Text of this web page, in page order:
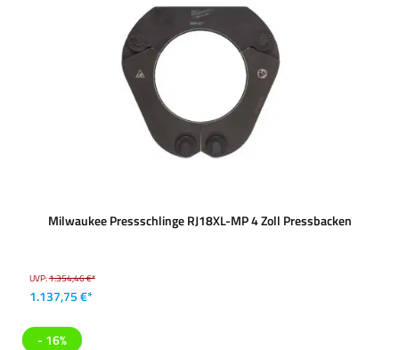
Milwaukee Pressschlinge RJ18XL-MP 4 Zoll Pressbacken
UVP:1.354,46 €*
1.137,75 €*
- 16%